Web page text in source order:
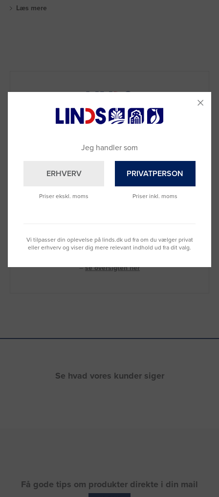
Læs mere
Vi sidder klar til at hjælpe dig.
–se oversigten her
Se hvad vores kunder siger
Få gode tips om produkter direkte i din mail
Jeg handler som
ERHVERV
Priser ekskl. moms
PRIVATPERSON
Priser inkl. moms
Vi tilpasser din oplevelse på linds.dk ud fra om du vælger privat
eller erhverv og viser dig mere relevant indhold ud fra dit valg.